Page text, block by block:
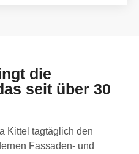
die
seit über 30
Kittel tagtäglich den
Fassaden- und